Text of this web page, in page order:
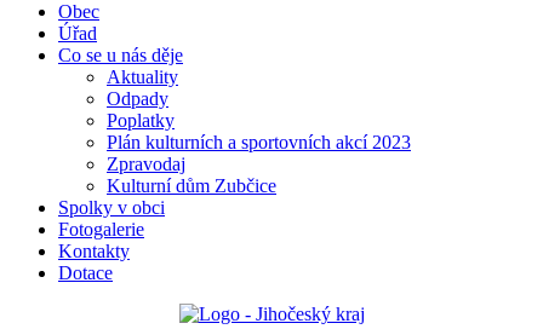
Obec
Úřad
Co se u nás děje
Aktuality
Odpady
Poplatky
Plán kulturních a sportovních akcí 2023
Zpravodaj
Kulturní dům Zubčice
Spolky v obci
Fotogalerie
Kontakty
Dotace